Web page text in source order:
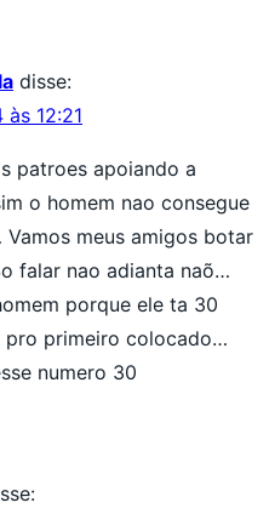
disse:
12:21
patroes apoiando a
o homem nao consegue
meus amigos botar
falar nao adianta naõ…
porque ele ta 30
primeiro colocado…
numero 30